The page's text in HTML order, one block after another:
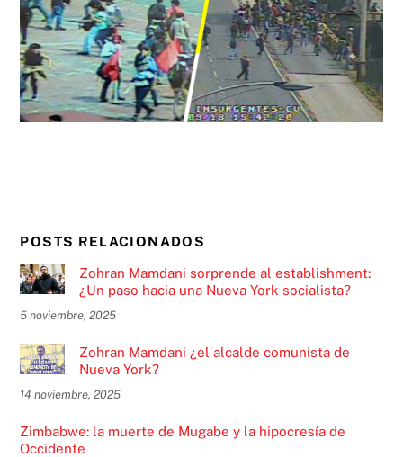
POSTS RELACIONADOS
Zohran Mamdani sorprende al establishment:
¿Un paso hacia una Nueva York socialista?
5 noviembre, 2025
Zohran Mamdani ¿el alcalde comunista de
Nueva York?
14 noviembre, 2025
Zimbabwe: la muerte de Mugabe y la hipocresía de
Occidente